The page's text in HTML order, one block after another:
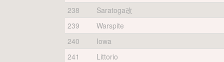
238
Saratoga改
239
Warspite
240
Iowa
241
Littorio